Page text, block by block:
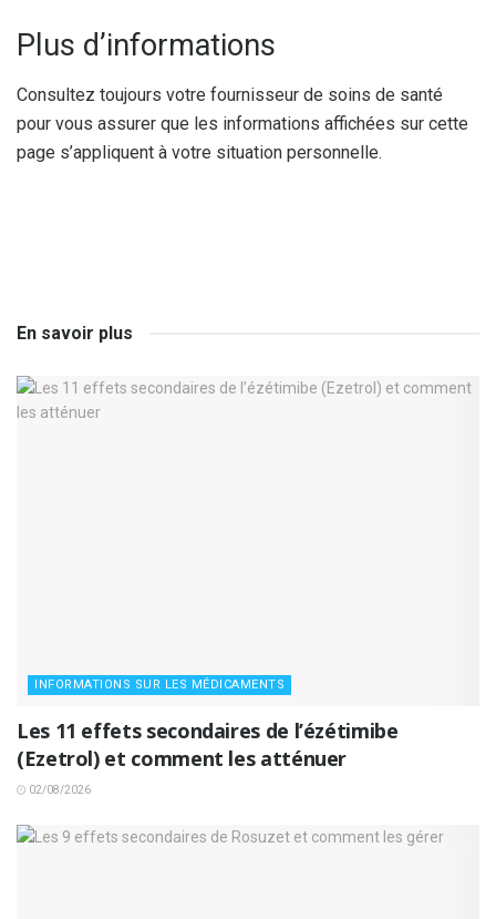
Plus d’informations
Consultez toujours votre fournisseur de soins de santé
pour vous assurer que les informations affichées sur cette
page s’appliquent à votre situation personnelle.
En savoir plus
INFORMATIONS SUR LES MÉDICAMENTS
Les 11 effets secondaires de l’ézétimibe
(Ezetrol) et comment les atténuer
02/08/2026